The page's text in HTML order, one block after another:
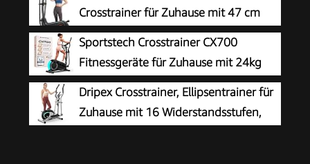
Crosstrainer für Zuhause mit 47 cm
Schrittlänge, Ultraleise
Selbstgenerierender Ellipsentrainer mit
Magnetwiderstand, 16 Stufen, Kompatibel mit
Eigener App, bis 180kg Belastbar
Sportstech Crosstrainer CX700
Fitnessgeräte für Zuhause mit 24kg
Schwungmasse | Ellipsentrainer bis
120kg mit 24 Widerstandstufen | Innovative LED
Technologie | Bluetooth, App-Steuerung &
Dripex Crosstrainer, Ellipsentrainer für
Zuhause mit 16 Widerstandsstufen,